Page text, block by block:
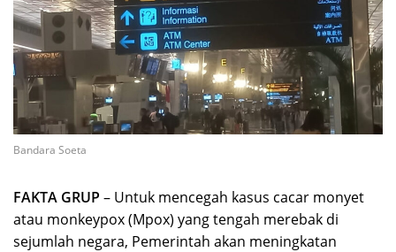
Bandara Soeta
FAKTA GRUP – Untuk mencegah kasus cacar monyet
atau monkeypox (Mpox) yang tengah merebak di
sejumlah negara, Pemerintah akan meningkatan